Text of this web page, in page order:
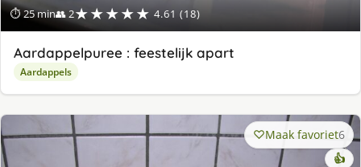
⏱ 25 min👥 2★★★★★ 4.61 (18)
Aardappelpuree : feestelijk apart
Aardappels
Maak favoriet6
👍